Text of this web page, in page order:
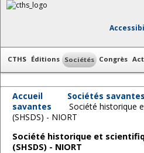
CTHS Éditions Sociétés Congrès
Accueil Sociétés savantes
savantes
Société historique
(SHSDS) - NIORT
Société historique et
(SHSDS) - NIORT